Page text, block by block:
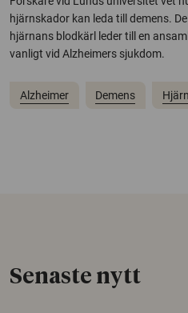
hjärnskador kan leda till demens.
hjärnans blodkärl leder till en
vanligt vid Alzheimers sjukdom.
Alzheimer Demens
Senaste nytt